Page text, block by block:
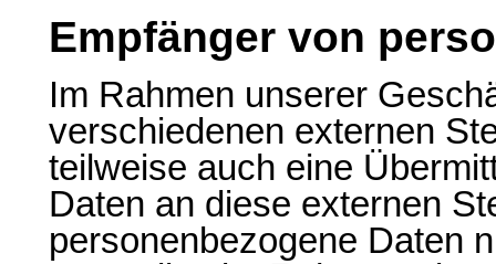
Empfänger von
Im Rahmen unserer
verschiedenen externen
teilweise auch eine
Daten an diese externen
personenbezogene Daten